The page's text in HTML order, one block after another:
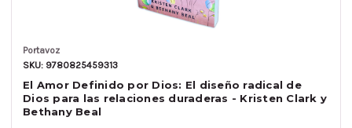
Portavoz
SKU: 9780825459313
El Amor Definido por Dios: El diseño radical de
Dios para las relaciones duraderas - Kristen Clark y
Bethany Beal